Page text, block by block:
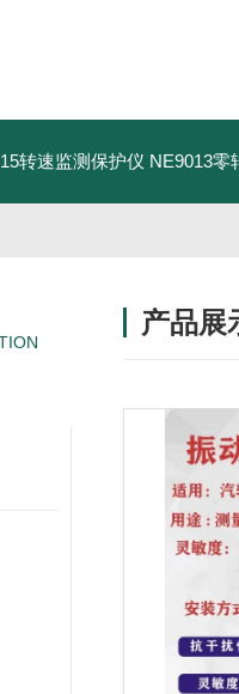
转速监测保护仪 NE9013零
产品展